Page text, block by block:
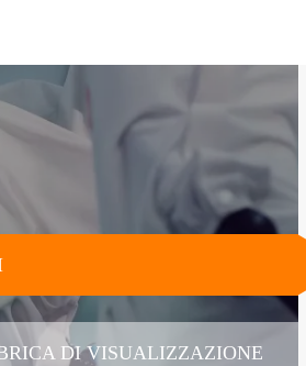
DI VISUALIZZAZIONE